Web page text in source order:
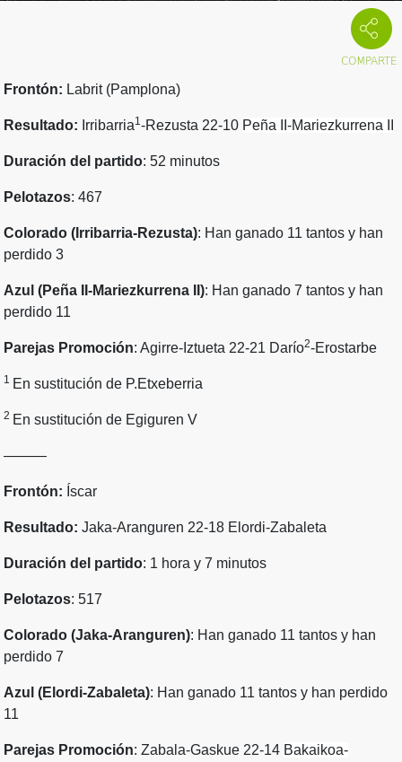
Frontón: Labrit (Pamplona)
Resultado: Irribarria1 -Rezusta 22-10 Peña II-Mariezkurrena II
Duración del partido: 52 minutos
Pelotazos: 467
Colorado (Irribarria-Rezusta): Han ganado 11 tantos y han
perdido 3
Azul (Peña II-Mariezkurrena II): Han ganado 7 tantos y han
perdido 11
Parejas Promoción: Agirre-Iztueta 22-21 Darío2-Erostarbe
1 En sustitución de P.Etxeberria
2 En sustitución de Egiguren V
———
Frontón: Íscar
Resultado: Jaka-Aranguren 22-18 Elordi-Zabaleta
Duración del partido: 1 hora y 7 minutos
Pelotazos: 517
Colorado (Jaka-Aranguren): Han ganado 11 tantos y han
perdido 7
Azul (Elordi-Zabaleta): Han ganado 11 tantos y han perdido
11
Parejas Promoción: Zabala-Gaskue 22-14 Bakaikoa-